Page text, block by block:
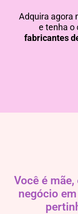
Adquira agora
e tenha o
fabricantes
Você é
negócio